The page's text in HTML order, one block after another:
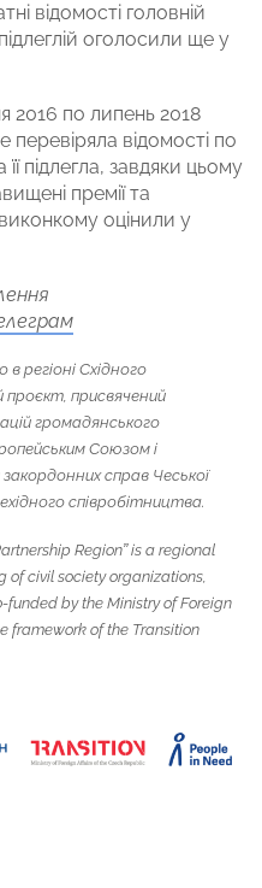
відомості головній
оголосили ще у
2016 по липень 2018
перевіряла відомості по
її підлегла, завдяки цьому
премії та
оцінили у
регіоні Східного
присвячений
громадянського
Союзом і
справ Чеської
співробітництва.
Region” is a regional
civil society organizations,
by the Ministry of Foreign
framework of the Transition